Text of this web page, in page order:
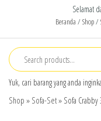
Selamat
Beranda / Shop/
Yuk, cari barang yang anda
Shop » Sofa-Set» Sofa